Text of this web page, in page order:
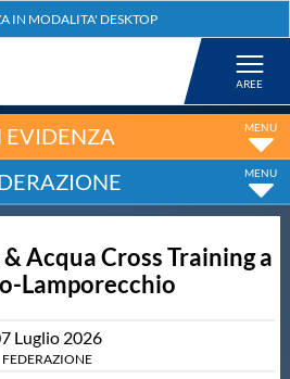
EVIDENZA
Acqua Cross Training a
Lamporecchio
Luglio 2026
FEDERAZIONE